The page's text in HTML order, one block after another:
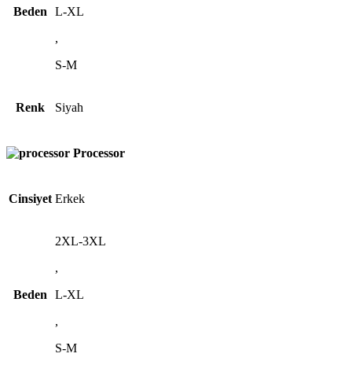
Beden
L-XL
,
S-M
Renk Siyah
Processor
Cinsiyet Erkek
Beden
2XL-3XL
,
L-XL
,
S-M